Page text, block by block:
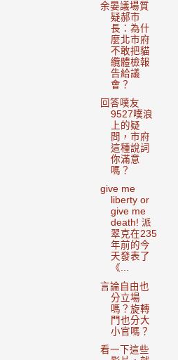
余晏議場質
疑郝市
長：為什
麼北市府
不敢把貓
纜體檢報
告給議
會？
回答噗友
9527噗浪
上的疑
問，市府
這種說詞
你滿意
嗎？
give me
liberty or
give me
death! 派
翠克在235
年前的今
天發表了
《...
言論自由也
分立場
嗎？旋轉
門也分大
小官嗎？
看一下這些